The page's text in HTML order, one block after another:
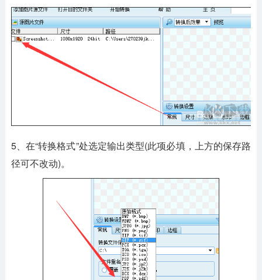
5、在“转换格式”处选定输出类型(此项必填，上方的保存路
径可不改动)。